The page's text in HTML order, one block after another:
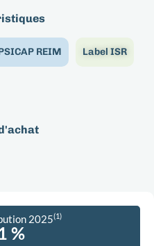
REIM Label ISR
2025(1)
%